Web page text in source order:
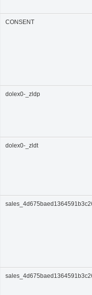
CONSENT
dolex0-_zldp
dolex0-_zldt